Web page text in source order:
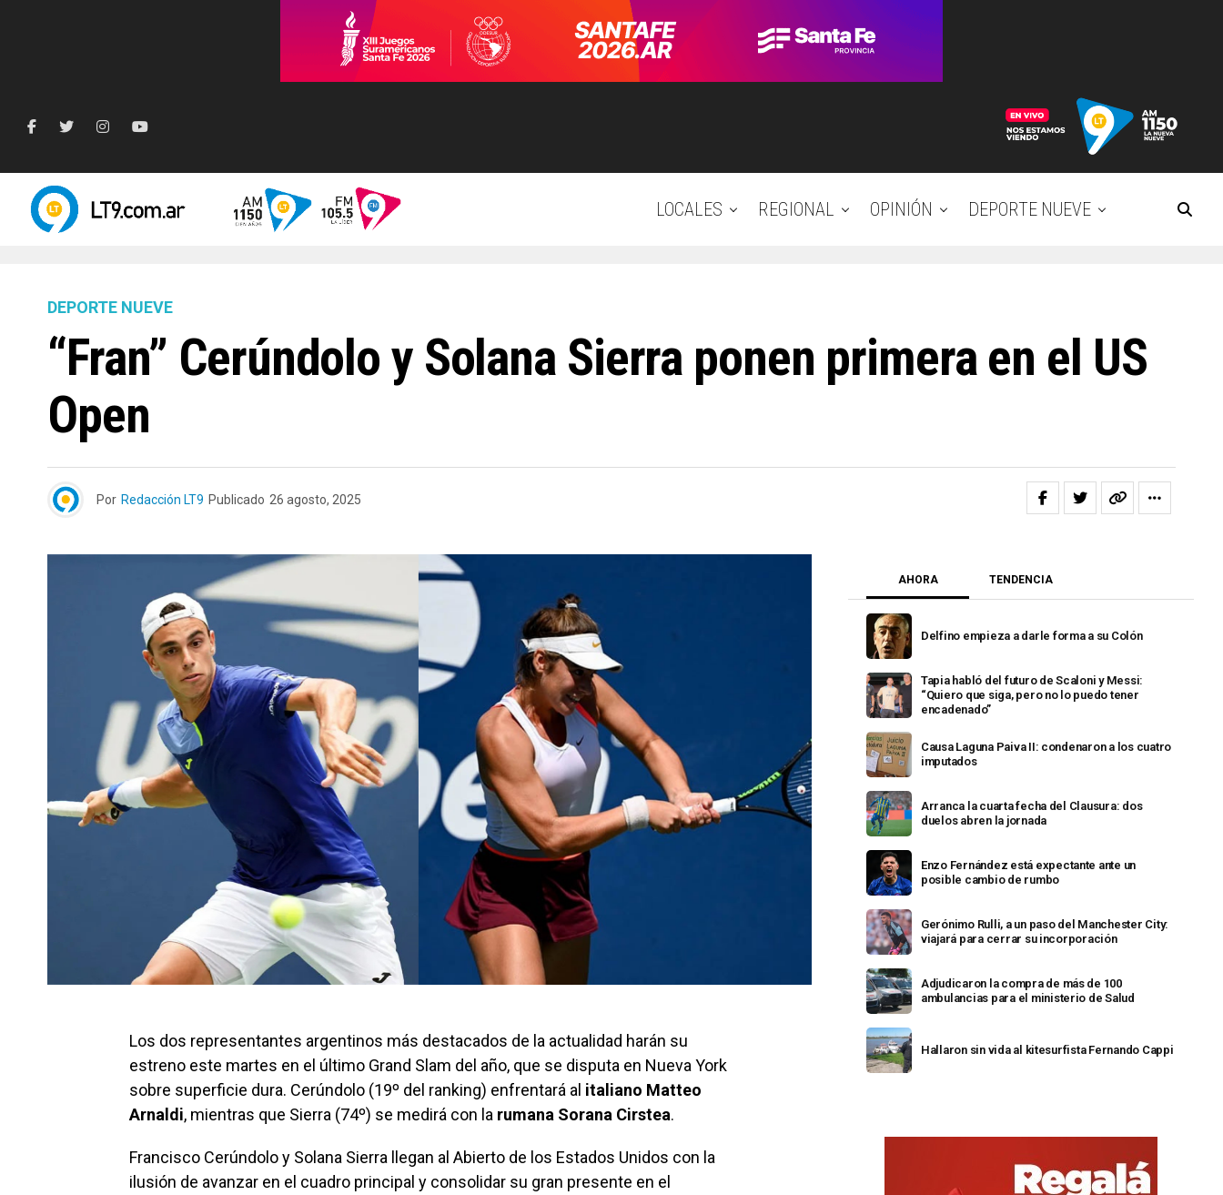
LOCALES REGIONAL OPINIÓN DEPORTE NUEVE
DEPORTE NUEVE
“Fran” Cerúndolo y Solana Sierra ponen primera en el US
Open
Por Redacción LT9 Publicado 26 agosto, 2025
Los dos representantes argentinos más destacados de la actualidad harán su
estreno este martes en el último Grand Slam del año, que se disputa en Nueva York
sobre superficie dura. Cerúndolo (19º del ranking) enfrentará al italiano Matteo
Arnaldi, mientras que Sierra (74º) se medirá con la rumana Sorana Cirstea.
Francisco Cerúndolo y Solana Sierra llegan al Abierto de los Estados Unidos con la
ilusión de avanzar en el cuadro principal y consolidar su gran presente en el
AHORA TENDENCIA
Delfino empieza a darle forma a su Colón
Tapia habló del futuro de Scaloni y Messi:
“Quiero que siga, pero no lo puedo tener
encadenado”
Causa Laguna Paiva II: condenaron a los cuatro
imputados
Arranca la cuarta fecha del Clausura: dos
duelos abren la jornada
Enzo Fernández está expectante ante un
posible cambio de rumbo
Gerónimo Rulli, a un paso del Manchester City:
viajará para cerrar su incorporación
Adjudicaron la compra de más de 100
ambulancias para el ministerio de Salud
Hallaron sin vida al kitesurfista Fernando Cappi